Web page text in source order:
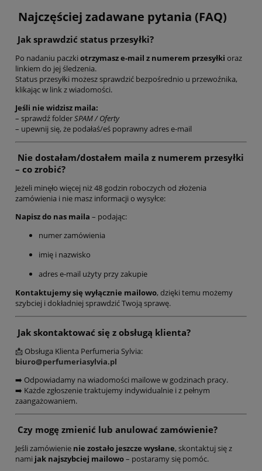
Najczęściej zadawane pytania (FAQ)
Jak sprawdzić status przesyłki?
Po nadaniu paczki otrzymasz e-mail z numerem przesyłki oraz
linkiem do jej śledzenia.
Status przesyłki możesz sprawdzić bezpośrednio u przewoźnika,
klikając w link z wiadomości.
Jeśli nie widzisz maila:
– sprawdź folderSPAM / Oferty
– upewnij się, że podałaś/eś poprawny adres e-mail
Nie dostałam/dostałem maila z numerem przesyłki
– co zrobić?
Jeżeli minęło więcej niż 48 godzin roboczych od złożenia
zamówienia i nie masz informacji o wysyłce:
Napisz do nas maila – podając:
numer zamówienia
imię i nazwisko
adres e-mail użyty przy zakupie
Kontaktujemy się wyłącznie mailowo, dzięki temu możemy
szybciej i dokładniej sprawdzić Twoją sprawę.
Jak skontaktować się z obsługą klienta?
📩 Obsługa Klienta Perfumeria Sylvia:
biuro@perfumeriasylvia.pl
➡️ Odpowiadamy na wiadomości mailowe w godzinach pracy.
➡️ Każde zgłoszenie traktujemy indywidualnie i z pełnym
zaangażowaniem.
Czy mogę zmienić lub anulować zamówienie?
Jeśli zamówienie nie zostało jeszcze wysłane, skontaktuj się z
nami jak najszybciej mailowo– postaramy się pomóc.